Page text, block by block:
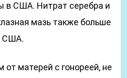
в США. Нитрат серебра и
мазь также больше
США.
матерей с гонореей, не